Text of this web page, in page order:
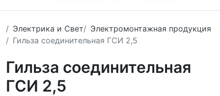
Электрика и Свет
Электромонтажная продукция
Гильза соединительная ГСИ 2,5
Гильза соединительная
ГСИ 2,5